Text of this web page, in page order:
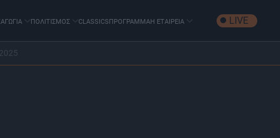
ΠΟΛΙΤΙΣΜΟΣ CLASSICSΠΡΟΓΡΑΜΜΑΗ ΕΤΑΙΡΕΙΑ LIVE